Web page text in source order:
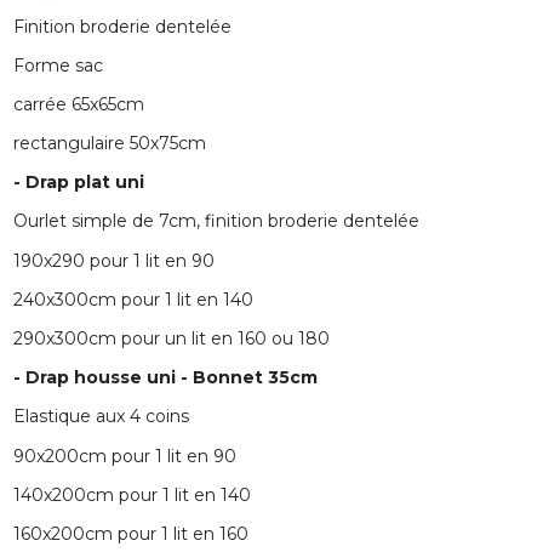
Finition broderie dentelée
Forme sac
carrée 65x65cm
rectangulaire 50x75cm
- Drap plat uni
Ourlet simple de 7cm, finition broderie dentelée
190x290 pour 1 lit en 90
240x300cm pour 1 lit en 140
290x300cm pour un lit en 160 ou 180
- Drap housse uni - Bonnet 35cm
Elastique aux 4 coins
90x200cm pour 1 lit en 90
140x200cm pour 1 lit en 140
160x200cm pour 1 lit en 160